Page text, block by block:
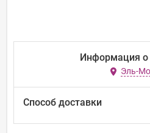
Информация о
Эль-
Способ доставки